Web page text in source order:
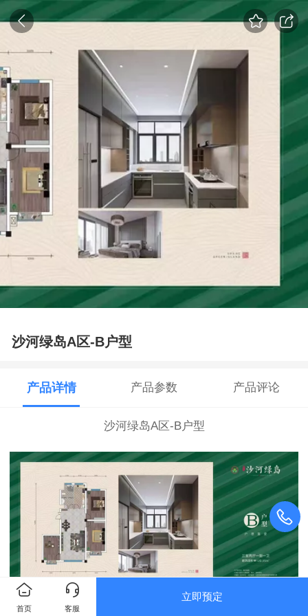
沙河绿岛A区-B户型
产品详情 产品参数 产品评论
沙河绿岛A区-B户型
首页 客服
立即预定